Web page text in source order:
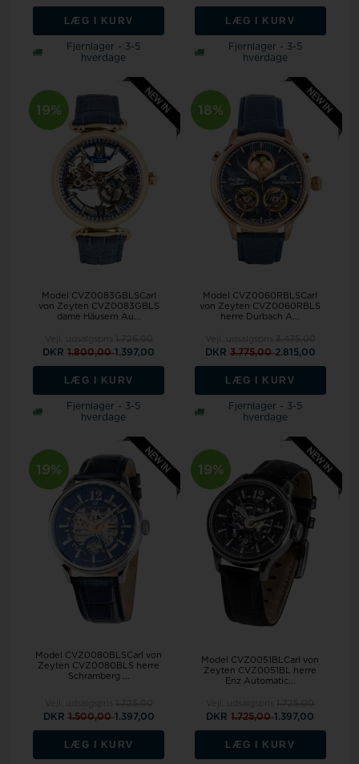
LÆG I KURV
Fjernlager - 3-5
hverdage
LÆG I KURV
Fjernlager - 3-5
hverdage
19%
Model CVZ0083GBLSCarl
von Zeyten CVZ0083GBLS
dame Häusern Au...
DKR1.800,001.397,00
LÆG I KURV
Fjernlager - 3-5
hverdage
18%
Model CVZ0060RBLSCarl
von Zeyten CVZ0060RBLS
herre Durbach A...
DKR 3.775,002.815,00
LÆG I KURV
Fjernlager - 3-5
hverdage
19%
Model CVZ0080BLSCarl von
Zeyten CVZ0080BLS herre
Schramberg ...
DKR 1.500,001.397,00
LÆG I KURV
19%
Model CVZ0051BLCarl von
Zeyten CVZ0051BL herre
Enz Automatic...
DKR1.725,001.397,00
LÆG I KURV